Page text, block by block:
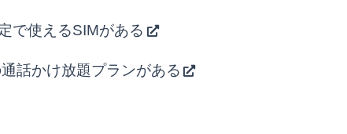
で使えるSIMがある
話かけ放題プランがある